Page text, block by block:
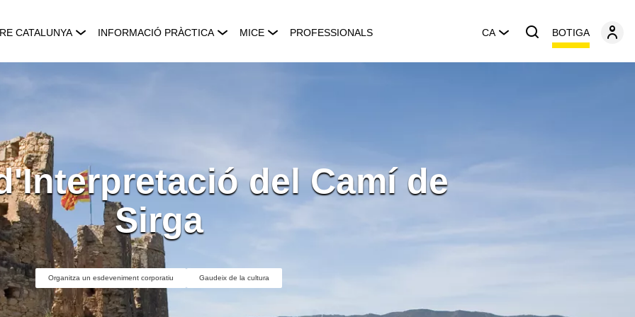
CATALUNYA INFORMACIÓ PRÀCTICA MICE PROFESSIONALS CA BOTIGA
del Camí de
Sirga
Organitza un esdeveniment corporatiu Gaudeix de la cultura